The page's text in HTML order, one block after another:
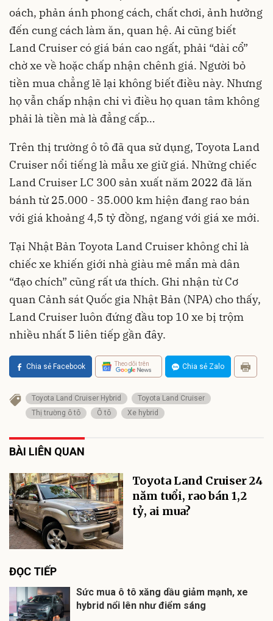
oách, phản ánh phong cách, chất chơi, ảnh hưởng
đến cung cách làm ăn, quan hệ. Ai cũng biết
Land Cruiser có giá bán cao ngất, phải “dài cổ”
chờ xe về hoặc chấp nhận chênh giá. Người bỏ
tiền mua chẳng lẽ lại không biết điều này. Nhưng
họ vẫn chấp nhận chi vì điều họ quan tâm không
phải là tiền mà là đẳng cấp…
Trên thị trường ô tô đã qua sử dụng, Toyota Land
Cruiser nổi tiếng là mẫu xe giữ giá. Những chiếc
Land Cruiser LC 300 sản xuất năm 2022 đã lăn
bánh từ 25.000 - 35.000 km hiện đang rao bán
với giá khoảng 4,5 tỷ đồng, ngang với giá xe mới.
Tại Nhật Bản Toyota Land Cruiser không chỉ là
chiếc xe khiến giới nhà giàu mê mẩn mà dân
“đạo chích” cũng rất ưa thích. Ghi nhận từ Cơ
quan Cảnh sát Quốc gia Nhật Bản (NPA) cho thấy,
Land Cruiser luôn đứng đầu top 10 xe bị trộm
nhiều nhất 5 liên tiếp gần đây.
Chia sẻ Facebook Theo dõi trên Chia sẻ Zalo
Toyota Land Cruiser Hybrid
Toyota Land Cruiser
Thị trường ô tô
Ô tô Xe hybrid
BÀI LIÊN QUAN
Toyota Land Cruiser 24
năm tuổi, rao bán 1,2
tỷ, ai mua?
ĐỌC TIẾP
Sức mua ô tô xăng dầu giảm mạnh, xe
hybrid nổi lên như điểm sáng